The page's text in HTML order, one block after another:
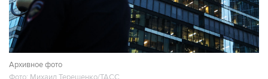
Архивное фото